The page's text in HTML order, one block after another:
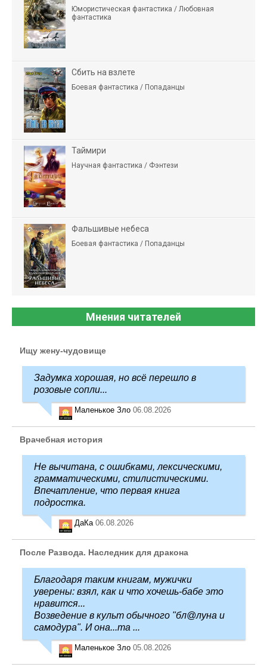
Юмористическая фантастика / Любовная
фантастика
Сбить на взлете
Боевая фантастика / Попаданцы
Таймири
Научная фантастика / Фэнтези
Фальшивые небеса
Боевая фантастика / Попаданцы
Мнения читателей
Ищу жену-чудовище
Задумка хорошая, но всё перешло в
розовые сопли...
Маленькое Зло 06.08.2026
Врачебная история
Не вычитана, с ошибками, лексическими,
грамматическими, стилистическими.
Впечатление, что первая книга
подростка.
ДаКа 06.08.2026
После Развода. Наследник для дракона
Благодаря таким книгам, мужички
уверены: взял, как и что хочешь-бабе это
нравится...
Возведение в культ обычного "бл@луна и
самодура". И она...та ...
Маленькое Зло 05.08.2026